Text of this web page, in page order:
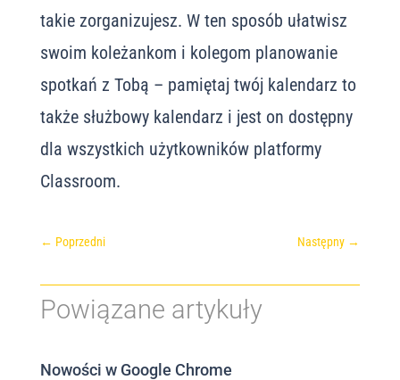
takie zorganizujesz. W ten sposób ułatwisz
swoim koleżankom i kolegom planowanie
spotkań z Tobą – pamiętaj twój kalendarz to
także służbowy kalendarz i jest on dostępny
dla wszystkich użytkowników platformy
Classroom.
← Poprzedni Następny →
Powiązane artykuły
Nowości w Google Chrome